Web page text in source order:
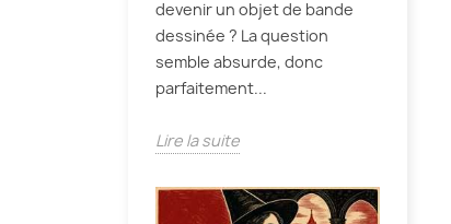
devenir un objet de bande
dessinée ? La question
semble absurde, donc
parfaitement...
Lire la suite